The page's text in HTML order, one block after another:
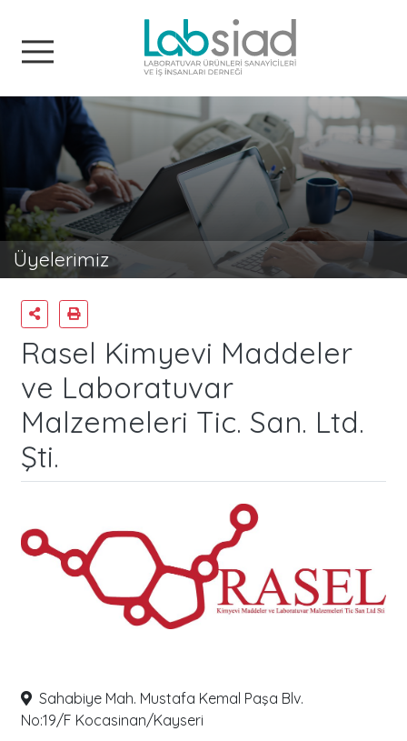
Üyelerimiz
Rasel Kimyevi Maddeler
ve Laboratuvar
Malzemeleri Tic. San. Ltd.
Şti.
Sahabiye Mah. Mustafa Kemal Paşa Blv.
No:19/F Kocasinan/Kayseri